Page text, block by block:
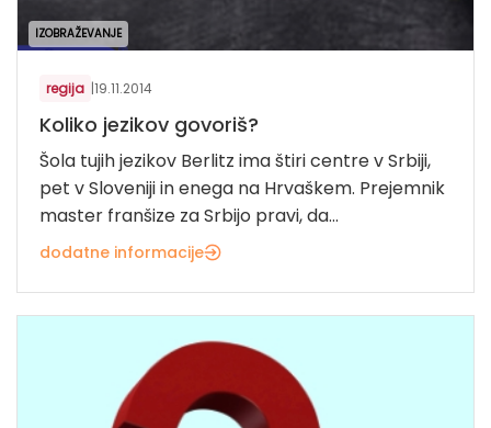
IZOBRAŽEVANJE
regija |19.11.2014
Koliko jezikov govoriš?
Šola tujih jezikov Berlitz ima štiri centre v Srbiji,
pet v Sloveniji in enega na Hrvaškem. Prejemnik
master franšize za Srbijo pravi, da...
dodatne informacije